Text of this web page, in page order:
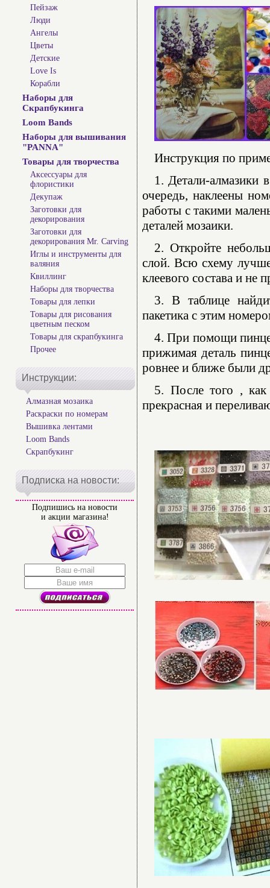
Пейзаж
Люди
Ангелы
Цветы
Детские
Love Is
Корабли
Наборы для
Скрапбукинга
Loom Bands
Наборы для вышивания
"PANNA"
Товары для творчества
Аксессуары для
флористики
Декупаж
Заготовки для
декорирования
Заготовки для
декорирования Mr. Carving
Иглы и инструменты для
валяния
Квиллинг
Наборы для творчества
Товары для лепки
Товары для рисования
цветным песком
Товары для скрапбукинга
Прочее
Инструкции:
Алмазная мозаика
Раскраски по номерам
Вышивка лентами
Loom Bands
Скрапбукинг
Подписка на новости:
Подпишись на новости
и акции магазина!
Инструкция по
1. Детали-алмазики
очередь, наклеены
работы с такими
деталей мозаики.
2. Откройте
слой. Всю схему
клеевого состава и не
3. В таблице
пакетика с этим
4. При помощи
прижимая деталь
ровнее и ближе были
5. После того , как
прекрасная и